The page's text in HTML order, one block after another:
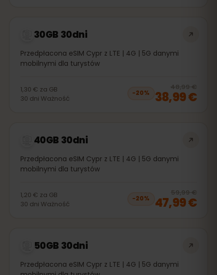
30GB 30dni
Przedpłacona eSIM Cypr z LTE | 4G | 5G danymi
mobilnymi dla turystów
1,30 € za GB
30 dni Ważność
−20%
48,99 €
38,99 €
40GB 30dni
Przedpłacona eSIM Cypr z LTE | 4G | 5G danymi
mobilnymi dla turystów
1,20 € za GB
30 dni Ważność
−20%
59,99 €
47,99 €
50GB 30dni
Przedpłacona eSIM Cypr z LTE | 4G | 5G danymi